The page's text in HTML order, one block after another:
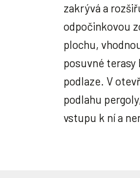
zakrývá a
odpočinkovou
plochu,
posuvné terasy
podlaze. V
podlahu
vstupu k ní a